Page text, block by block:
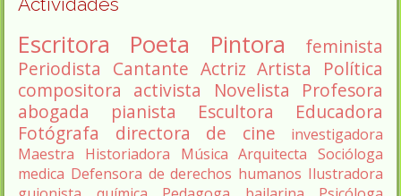
Escritora Poeta Pintora
feminista
Periodista Cantante Actriz Artista
Política
compositora activista Novelista
Profesora
abogada
pianista Escultora
Educadora
Fotógrafa
directora de cine
investigadora
Maestra
Historiadora Música Arquitecta Socióloga
medica Defensora de derechos humanos Ilustradora